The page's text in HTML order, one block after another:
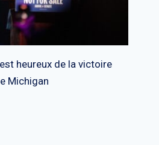
heureux de la victoire
Michigan